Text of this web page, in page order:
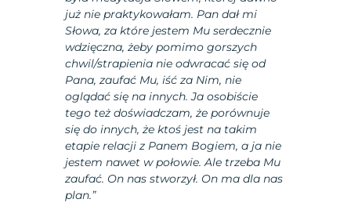
już nie praktykowałam. Pan dał mi
Słowa, za które jestem Mu serdecznie
wdzięczna, żeby pomimo gorszych
chwil/strapienia nie odwracać się od
Pana, zaufać Mu, iść za Nim, nie
oglądać się na innych. Ja osobiście
tego też doświadczam, że porównuje
się do innych, że ktoś jest na takim
etapie relacji z Panem Bogiem, a ja nie
jestem nawet w połowie. Ale trzeba Mu
zaufać. On nas stworzył. On ma dla nas
plan.”